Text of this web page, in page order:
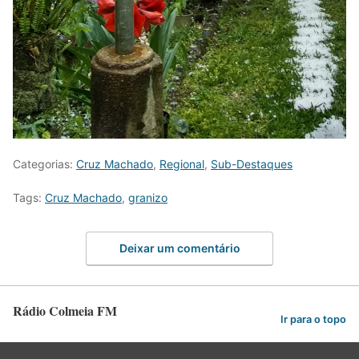
Categorias: Cruz Machado, Regional, Sub-Destaques
Tags: Cruz Machado, granizo
Deixar um comentário
Rádio Colmeia FM Ir para o topo